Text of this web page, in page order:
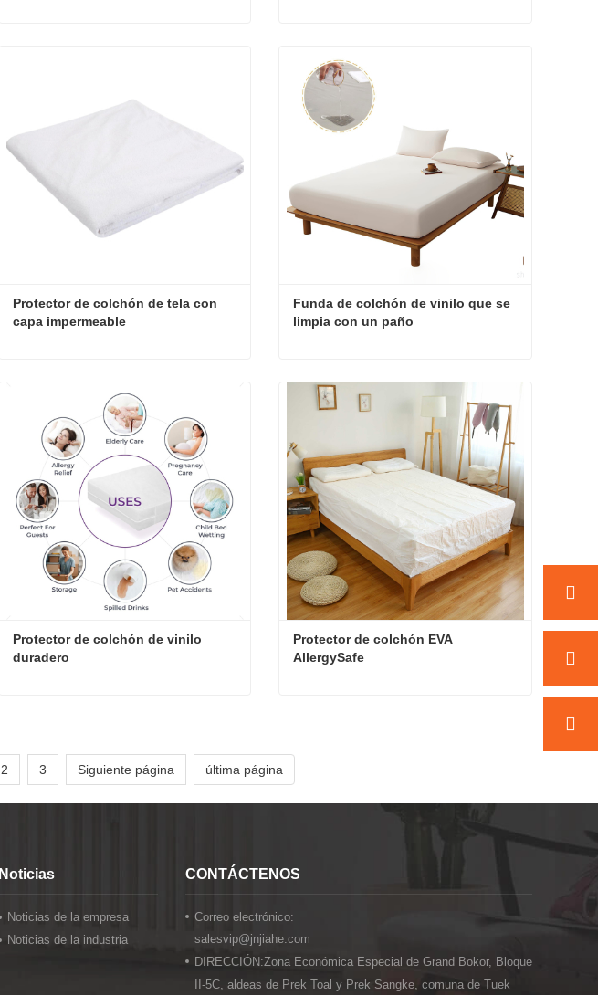
Contacta ahora
Protector de colchón de tela con
capa impermeable
Contacta ahora
Funda de colchón de vinilo que se
limpia con un paño
Contacta ahora
Protector de colchón de vinilo
duradero
Protector de colchón EVA
AllergySafe
2 3 Siguiente página última página
Noticias
Noticias de la empresa
Noticias de la industria
CONTÁCTENOS
Correo electrónico:
salesvip@jnjiahe.com
DIRECCIÓN:Zona Económica Especial de Grand Bokor, Bloque
II-5C, aldeas de Prek Toal y Prek Sangke, comuna de Tuek